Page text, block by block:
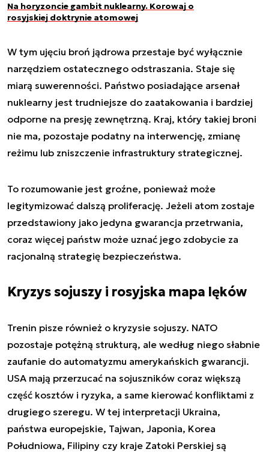
Na horyzoncie gambit nuklearny. Korowaj o
rosyjskiej doktrynie atomowej
W tym ujęciu broń jądrowa przestaje być wyłącznie
narzędziem ostatecznego odstraszania. Staje się
miarą suwerenności. Państwo posiadające arsenał
nuklearny jest trudniejsze do zaatakowania i bardziej
odporne na presję zewnętrzną. Kraj, który takiej broni
nie ma, pozostaje podatny na interwencję, zmianę
reżimu lub zniszczenie infrastruktury strategicznej.
To rozumowanie jest groźne, ponieważ może
legitymizować dalszą proliferację. Jeżeli atom zostaje
przedstawiony jako jedyna gwarancja przetrwania,
coraz więcej państw może uznać jego zdobycie za
racjonalną strategię bezpieczeństwa.
Kryzys sojuszy i rosyjska mapa lęków
Trenin pisze również o kryzysie sojuszy. NATO
pozostaje potężną strukturą, ale według niego słabnie
zaufanie do automatyzmu amerykańskich gwarancji.
USA mają przerzucać na sojuszników coraz większą
część kosztów i ryzyka, a same kierować konfliktami z
drugiego szeregu. W tej interpretacji Ukraina,
państwa europejskie, Tajwan, Japonia, Korea
Południowa, Filipiny czy kraje Zatoki Perskiej są